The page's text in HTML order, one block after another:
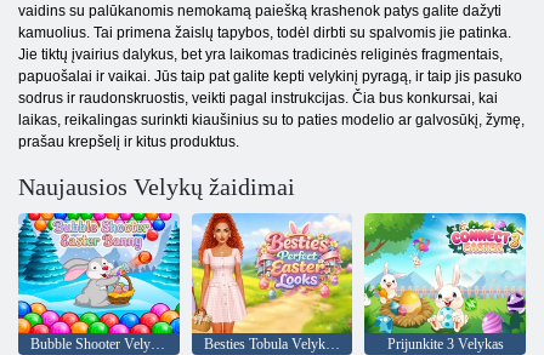
vaidins su palūkanomis nemokamą paiešką krashenok patys galite dažyti
kamuolius. Tai primena žaislų tapybos, todėl dirbti su spalvomis jie patinka.
Jie tiktų įvairius dalykus, bet yra laikomas tradicinės religinės fragmentais,
papuošalai ir vaikai. Jūs taip pat galite kepti velykinį pyragą, ir taip jis pasuko
sodrus ir raudonskruostis, veikti pagal instrukcijas. Čia bus konkursai, kai
laikas, reikalingas surinkti kiaušinius su to paties modelio ar galvosūkį, žymę,
prašau krepšelį ir kitus produktus.
Naujausios Velykų žaidimai
Bubble Shooter Velykų zuikis Besties Tobula Velykų išvaizda Prijunkite 3 Velykas